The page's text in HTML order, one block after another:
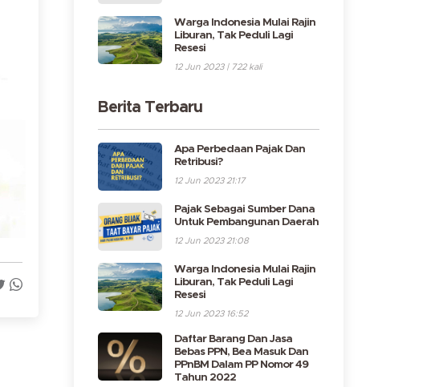
Warga Indonesia Mulai Rajin
Liburan, Tak Peduli Lagi
Resesi
12 Jun 2023 | 722 kali
Berita Terbaru
Apa Perbedaan Pajak Dan
Retribusi?
12 Jun 2023 21:17
Pajak Sebagai Sumber Dana
Untuk Pembangunan Daerah
12 Jun 2023 21:08
Warga Indonesia Mulai Rajin
Liburan, Tak Peduli Lagi
Resesi
12 Jun 2023 16:52
Daftar Barang Dan Jasa
Bebas PPN, Bea Masuk Dan
PPnBM Dalam PP Nomor 49
Tahun 2022